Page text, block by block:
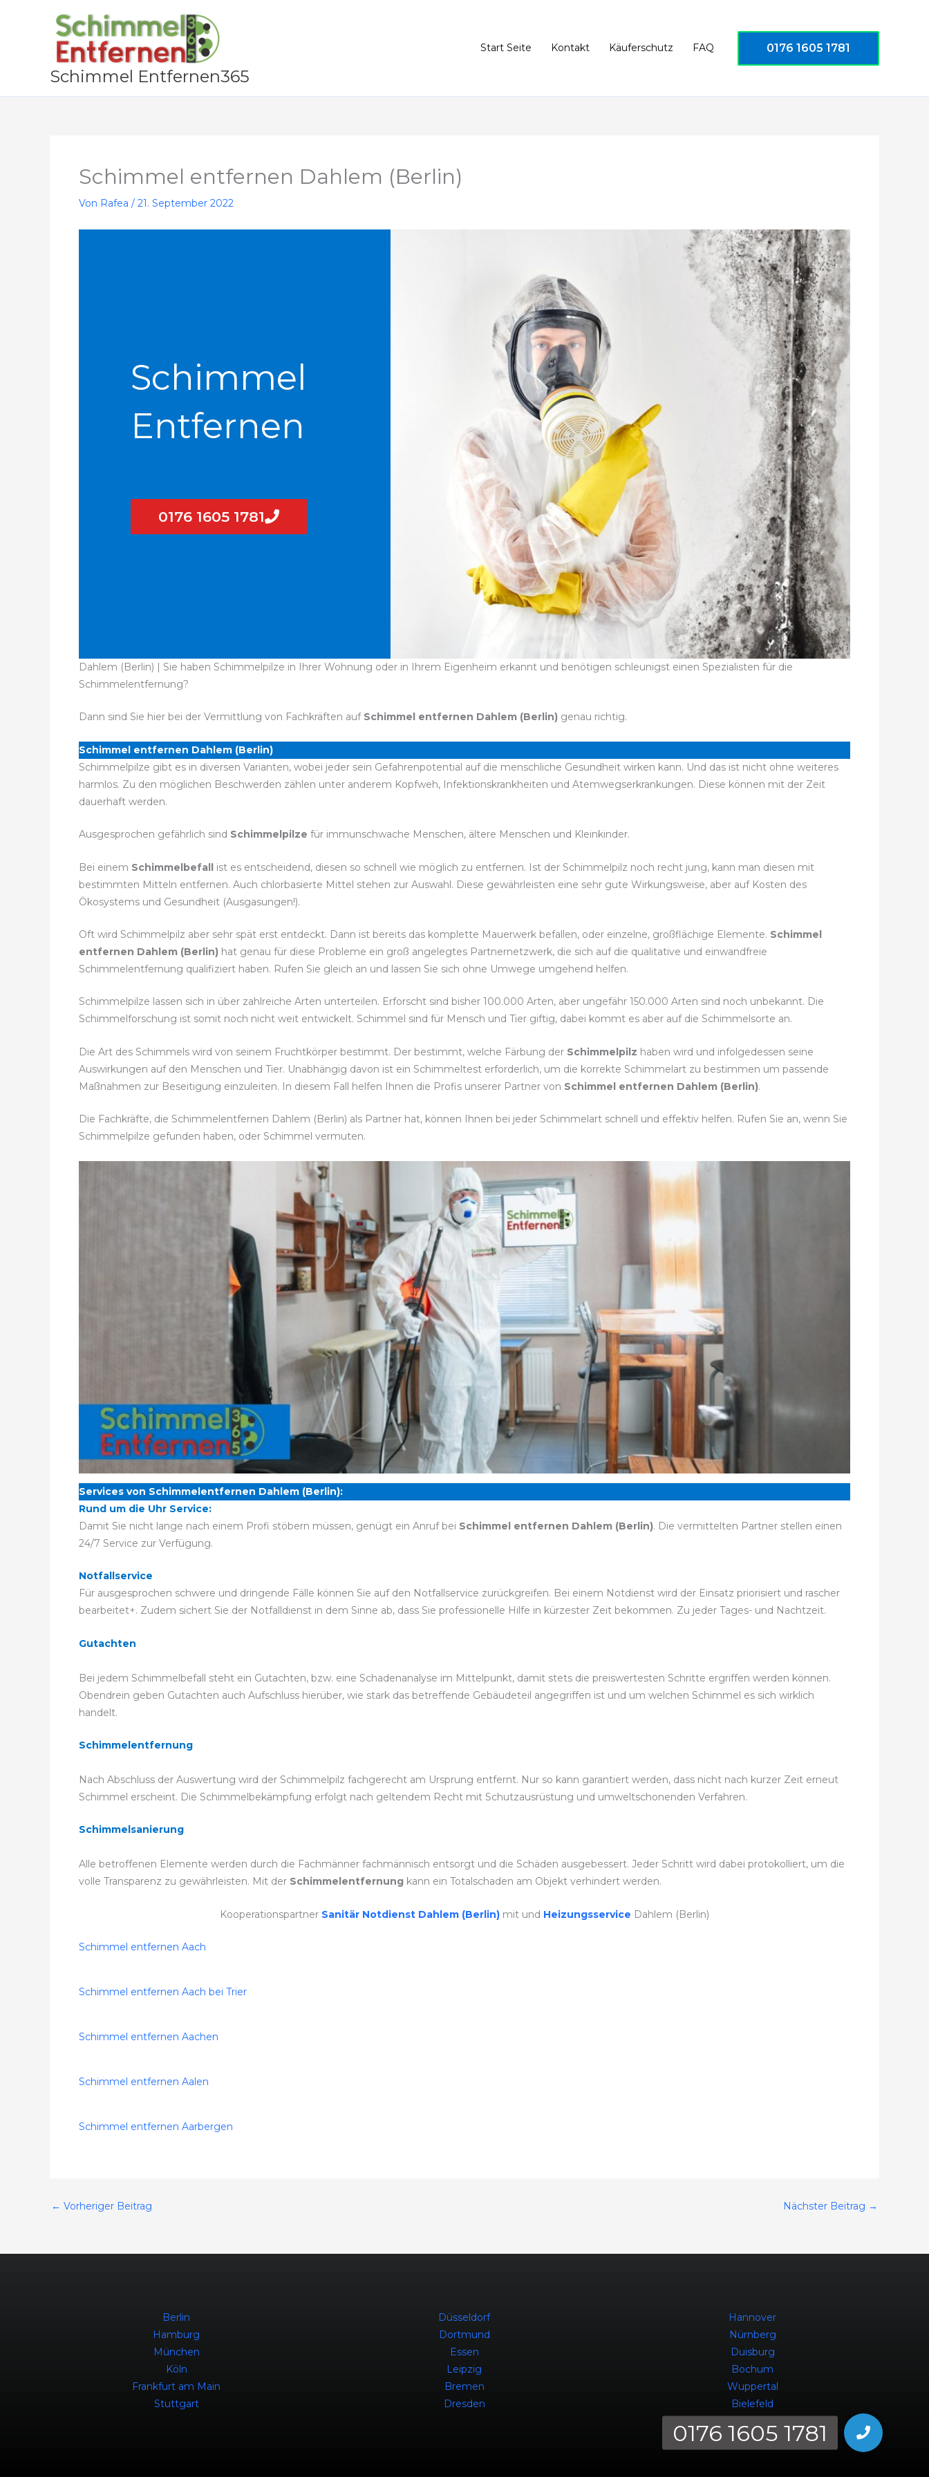
Schimmel Entfernen365
Start Seite Kontakt Käuferschutz FAQ 0176 1605 1781
Schimmel entfernen Dahlem (Berlin)
Von Rafea / 21. September 2022
Schimmel
Entfernen
0176 1605 1781
Dahlem (Berlin) | Sie haben Schimmelpilze in Ihrer Wohnung oder in Ihrem Eigenheim erkannt und benötigen schleunigst einen Spezialisten für die
Schimmelentfernung?
Dann sind Sie hier bei der Vermittlung von Fachkräften auf Schimmel entfernen Dahlem (Berlin) genau richtig.
Schimmel entfernen Dahlem (Berlin)
Schimmelpilze gibt es in diversen Varianten, wobei jeder sein Gefahrenpotential auf die menschliche Gesundheit wirken kann. Und das ist nicht ohne weiteres
harmlos. Zu den möglichen Beschwerden zählen unter anderem Kopfweh, Infektionskrankheiten und Atemwegserkrankungen. Diese können mit der Zeit
dauerhaft werden.
Ausgesprochen gefährlich sind Schimmelpilze für immunschwache Menschen, ältere Menschen und Kleinkinder.
Bei einem Schimmelbefall ist es entscheidend, diesen so schnell wie möglich zu entfernen. Ist der Schimmelpilz noch recht jung, kann man diesen mit
bestimmten Mitteln entfernen. Auch chlorbasierte Mittel stehen zur Auswahl. Diese gewährleisten eine sehr gute Wirkungsweise, aber auf Kosten des
Ökosystems und Gesundheit (Ausgasungen!).
Oft wird Schimmelpilz aber sehr spät erst entdeckt. Dann ist bereits das komplette Mauerwerk befallen, oder einzelne, großflächige Elemente. Schimmel
entfernen Dahlem (Berlin) hat genau für diese Probleme ein groß angelegtes Partnernetzwerk, die sich auf die qualitative und einwandfreie
Schimmelentfernung qualifiziert haben. Rufen Sie gleich an und lassen Sie sich ohne Umwege umgehend helfen.
Schimmelpilze lassen sich in über zahlreiche Arten unterteilen. Erforscht sind bisher 100.000 Arten, aber ungefähr 150.000 Arten sind noch unbekannt. Die
Schimmelforschung ist somit noch nicht weit entwickelt. Schimmel sind für Mensch und Tier giftig, dabei kommt es aber auf die Schimmelsorte an.
Die Art des Schimmels wird von seinem Fruchtkörper bestimmt. Der bestimmt, welche Färbung der Schimmelpilz haben wird und infolgedessen seine
Auswirkungen auf den Menschen und Tier. Unabhängig davon ist ein Schimmeltest erforderlich, um die korrekte Schimmelart zu bestimmen um passende
Maßnahmen zur Beseitigung einzuleiten. In diesem Fall helfen Ihnen die Profis unserer Partner von Schimmel entfernen Dahlem (Berlin).
Die Fachkräfte, die Schimmelentfernen Dahlem (Berlin) als Partner hat, können Ihnen bei jeder Schimmelart schnell und effektiv helfen. Rufen Sie an, wenn Sie
Schimmelpilze gefunden haben, oder Schimmel vermuten.
Services von Schimmelentfernen Dahlem (Berlin):
Rund um die Uhr Service:
Damit Sie nicht lange nach einem Profi stöbern müssen, genügt ein Anruf bei Schimmel entfernen Dahlem (Berlin). Die vermittelten Partner stellen einen
24/7 Service zur Verfügung.
Notfallservice
Für ausgesprochen schwere und dringende Fälle können Sie auf den Notfallservice zurückgreifen. Bei einem Notdienst wird der Einsatz priorisiert und rascher
bearbeitet+. Zudem sichert Sie der Notfalldienst in dem Sinne ab, dass Sie professionelle Hilfe in kürzester Zeit bekommen. Zu jeder Tages- und Nachtzeit.
Gutachten
Bei jedem Schimmelbefall steht ein Gutachten, bzw. eine Schadenanalyse im Mittelpunkt, damit stets die preiswertesten Schritte ergriffen werden können.
Obendrein geben Gutachten auch Aufschluss hierüber, wie stark das betreffende Gebäudeteil angegriffen ist und um welchen Schimmel es sich wirklich
handelt.
Schimmelentfernung
Nach Abschluss der Auswertung wird der Schimmelpilz fachgerecht am Ursprung entfernt. Nur so kann garantiert werden, dass nicht nach kurzer Zeit erneut
Schimmel erscheint. Die Schimmelbekämpfung erfolgt nach geltendem Recht mit Schutzausrüstung und umweltschonenden Verfahren.
Schimmelsanierung
Alle betroffenen Elemente werden durch die Fachmänner fachmännisch entsorgt und die Schäden ausgebessert. Jeder Schritt wird dabei protokolliert, um die
volle Transparenz zu gewährleisten. Mit der Schimmelentfernung kann ein Totalschaden am Objekt verhindert werden.
Kooperationspartner Sanitär Notdienst Dahlem (Berlin) mit und Heizungsservice Dahlem (Berlin)
Schimmel entfernen Aach
Schimmel entfernen Aach bei Trier
Schimmel entfernen Aachen
Schimmel entfernen Aalen
Schimmel entfernen Aarbergen
← Vorheriger Beitrag Nächster Beitrag →
Berlin
Hamburg
München
Köln
Frankfurt am Main
Stuttgart
Düsseldorf
Dortmund
Essen
Leipzig
Bremen
Dresden
Hannover
Nürnberg
Duisburg
Bochum
Wuppertal
Bielefeld